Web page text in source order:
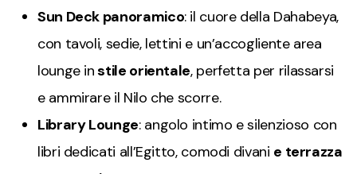
Sun Deck panoramico: il cuore della Dahabeya,
con tavoli, sedie, lettini e un’accogliente area
lounge instile orientale, perfetta per rilassarsi
e ammirare il Nilo che scorre.
Library Lounge: angolo intimo e silenzioso con
libri dedicati all’Egitto, comodi divani e terrazza